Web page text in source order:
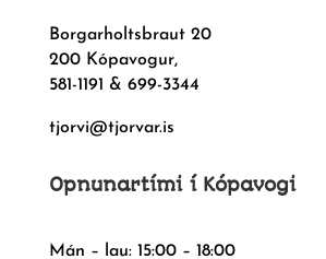
Borgarholtsbraut 20
200 Kópavogur,
581-1191 & 699-3344
tjorvi@tjorvar.is
Opnunartími í Kópavogi
Mán – lau: 15:00 – 18:00